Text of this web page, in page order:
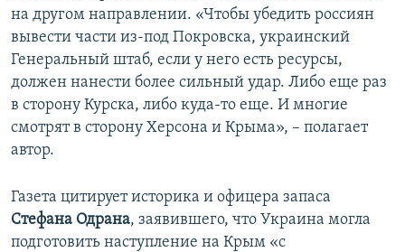
на другом направлении. «Чтобы убедить россиян
вывести части из-под Покровска, украинский
Генеральный штаб, если у него есть ресурсы,
должен нанести более сильный удар. Либо еще раз
в сторону Курска, либо куда-то еще. И многие
смотрят в сторону Херсона и Крыма», – полагает
автор.
Газета цитирует историка и офицера запаса
Стефана Одрана, заявившего, что Украина могла
подготовить наступление на Крым «с